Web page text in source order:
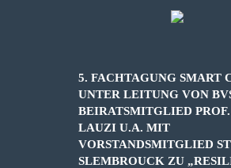
5. FACHTAGUNG SMART
UNTER LEITUNG VON
BEIRATSMITGLIED
LAUZI U.A. MIT
VORSTANDSMITGLIED
SLEMBROUCK ZU